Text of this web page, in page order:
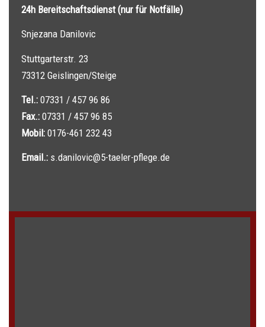
24h Bereitschaftsdienst (nur für Notfälle)
Snjezana Danilovic
Stuttgarterstr. 23
73312 Geislingen/Steige
Tel.:07331 / 457 96 86
Fax.:07331 / 457 96 85
Mobil:0176-461 232 43
Email.: s.danilovic@5-taeler-pflege.de